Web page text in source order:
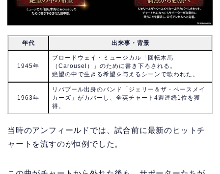
年代 出来事・背景
1945年
ブロードウェイ・ミュージカル「回転木馬
（Carousel）」のために書き下ろされる。
絶望の中で生きる希望を与えるシーンで歌われた。
1963年
リバプール出身のバンド「ジェリー＆ザ・ペースメイ
カーズ」がカバーし、全英チャート4週連続1位を獲
得。
当時のアンフィールドでは、試合前に最新のヒットチ
ャートを流すのが恒例でした。